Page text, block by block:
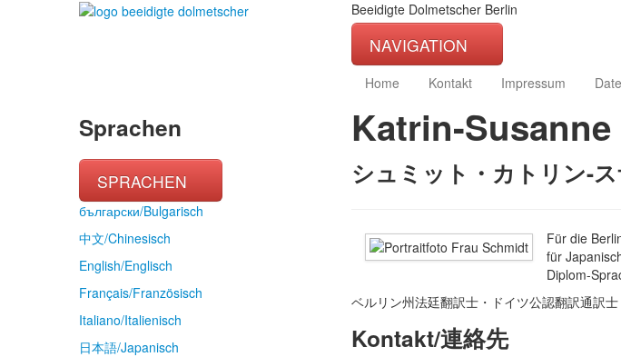
Beeidigte Dolmetscher Berlin
NAVIGATION
Home Kontakt Impressum
Sprachen
SPRACHEN
български/Bulgarisch
中文/Chinesisch
English/Englisch
Français/Französisch
Italiano/Italienisch
日本語/Japanisch
Katrin-
シュミット・カトリン-
Für die
für
Diplom-
ベルリン州法廷翻訳士・ドイツ公認翻訳通訳士
Kontakt/連絡先